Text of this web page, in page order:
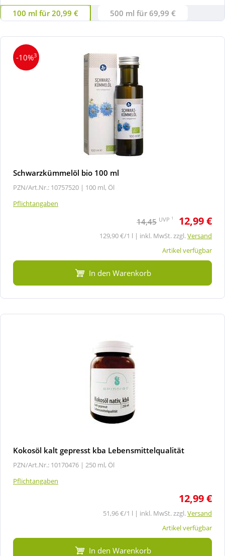
100 ml für 20,99 € 500 ml für 69,99 €
-10%3
Schwarzkümmelöl bio 100 ml
PZN/Art.Nr.: 10757520 | 100 ml, Öl
Pflichtangaben
14,45 UVP 1 12,99 €
129,90 €/1 l | inkl. MwSt. zzgl.Versand
Artikel verfügbar
In den Warenkorb
Kokosöl kalt gepresst kba Lebensmittelqualität
PZN/Art.Nr.: 10170476 | 250 ml, Öl
Pflichtangaben
12,99 €
51,96 €/1 l | inkl. MwSt. zzgl.Versand
Artikel verfügbar
In den Warenkorb